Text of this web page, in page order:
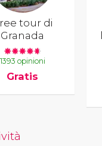
tour di
Granada
1393 opinioni
Gratis